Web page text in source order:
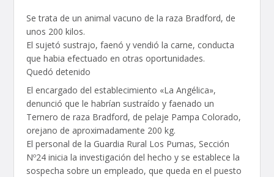
Se trata de un animal vacuno de la raza Bradford, de
unos 200 kilos.
El sujetó sustrajo, faenó y vendió la carne, conducta
que habia efectuado en otras oportunidades.
Quedó detenido
El encargado del establecimiento «La Angélica»,
denunció que le habrían sustraído y faenado un
Ternero de raza Bradford, de pelaje Pampa Colorado,
orejano de aproximadamente 200 kg.
El personal de la Guardia Rural Los Pumas, Sección
Nº24 inicia la investigación del hecho y se establece la
sospecha sobre un empleado, que queda en el puesto